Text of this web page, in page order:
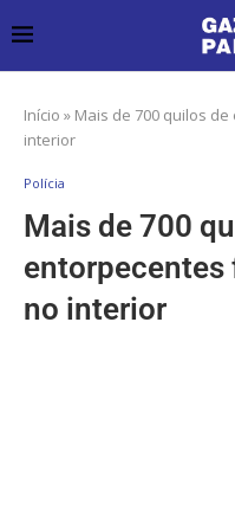
Início » Mais de 700 quilos
interior
Polícia
Mais de 700
entorpecentes
no interior